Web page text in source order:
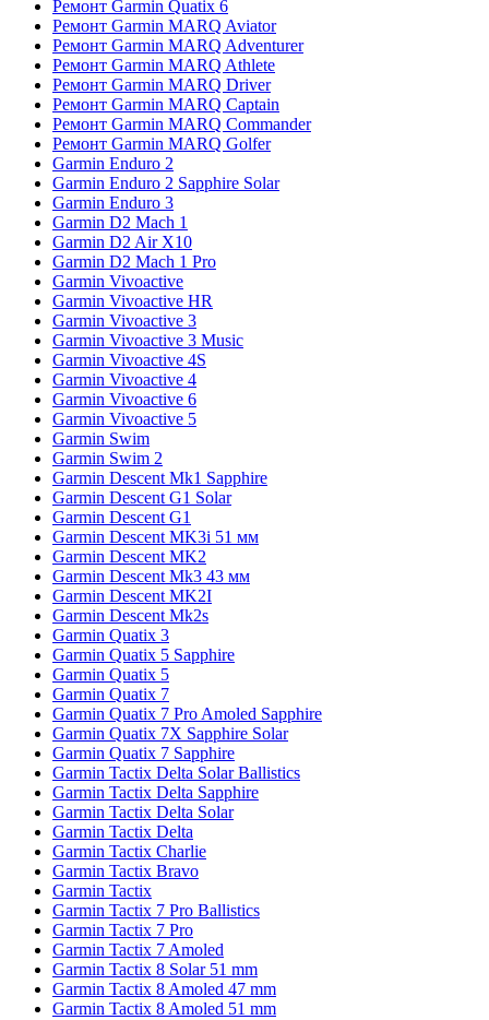
Ремонт Garmin Quatix 6
Ремонт Garmin MARQ Aviator
Ремонт Garmin MARQ Adventurer
Ремонт Garmin MARQ Athlete
Ремонт Garmin MARQ Driver
Ремонт Garmin MARQ Captain
Ремонт Garmin MARQ Commander
Ремонт Garmin MARQ Golfer
Garmin Enduro 2
Garmin Enduro 2 Sapphire Solar
Garmin Enduro 3
Garmin D2 Mach 1
Garmin D2 Air X10
Garmin D2 Mach 1 Pro
Garmin Vivoactive
Garmin Vivoactive HR
Garmin Vivoactive 3
Garmin Vivoactive 3 Music
Garmin Vivoactive 4S
Garmin Vivoactive 4
Garmin Vivoactive 6
Garmin Vivoactive 5
Garmin Swim
Garmin Swim 2
Garmin Descent Mk1 Sapphire
Garmin Descent G1 Solar
Garmin Descent G1
Garmin Descent MK3i 51 мм
Garmin Descent MK2
Garmin Descent Mk3 43 мм
Garmin Descent MK2I
Garmin Descent Mk2s
Garmin Quatix 3
Garmin Quatix 5 Sapphire
Garmin Quatix 5
Garmin Quatix 7
Garmin Quatix 7 Pro Amoled Sapphire
Garmin Quatix 7X Sapphire Solar
Garmin Quatix 7 Sapphire
Garmin Tactix Delta Solar Ballistics
Garmin Tactix Delta Sapphire
Garmin Tactix Delta Solar
Garmin Tactix Delta
Garmin Tactix Charlie
Garmin Tactix Bravo
Garmin Tactix
Garmin Tactix 7 Pro Ballistics
Garmin Tactix 7 Pro
Garmin Tactix 7 Amoled
Garmin Tactix 8 Solar 51 mm
Garmin Tactix 8 Amoled 47 mm
Garmin Tactix 8 Amoled 51 mm